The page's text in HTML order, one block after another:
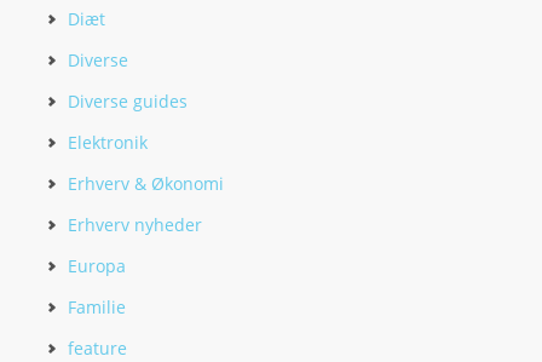
Diæt
Diverse
Diverse guides
Elektronik
Erhverv & Økonomi
Erhverv nyheder
Europa
Familie
feature